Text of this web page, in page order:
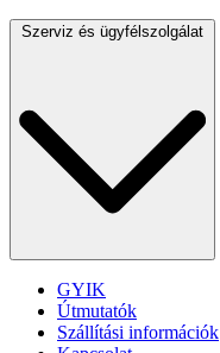
Szerviz és ügyfélszolgálat
GYIK
Útmutatók
Szállítási információk